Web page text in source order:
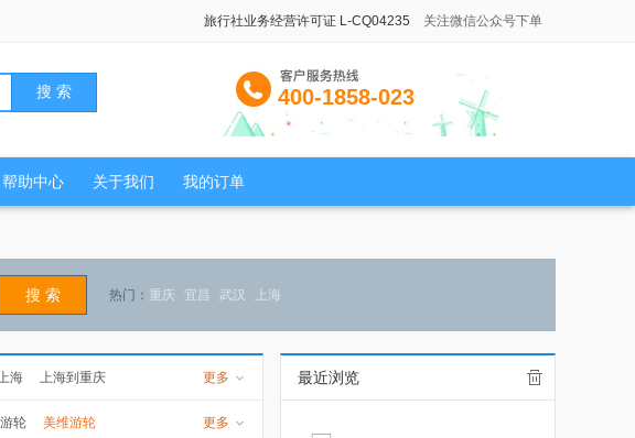
旅行社业务经营许可证 L-CQ04235 关注微信公众号下单
400-1858-023
帮助中心 关于我们 我的订单
热门： 重庆 宜昌 武汉 上海
海
上海到重庆
更多
轮
美维游轮
更多
最近浏览